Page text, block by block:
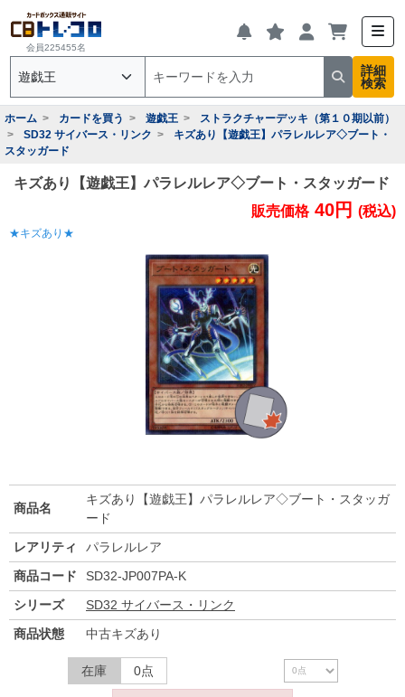
会員225455名
詳細
検索
ホーム カードを買う 遊戯王
ストラクチャーデッキ（第１０期以前）
SD32 サイバース・リンク
キズあり【遊戯王】パラレルレア◇ブート・
スタッガード
キズあり【遊戯王】パラレルレア◇ブート・スタッガード
★キズあり★
販売価格 40円 (税込)
商品名
キズあり【遊戯王】パラレルレア◇ブート・スタッガ
ード
レアリティ
パラレルレア
商品コード
SD32-JP007PA-K
シリーズ
SD32 サイバース・リンク
商品状態
中古キズあり
在庫 0点